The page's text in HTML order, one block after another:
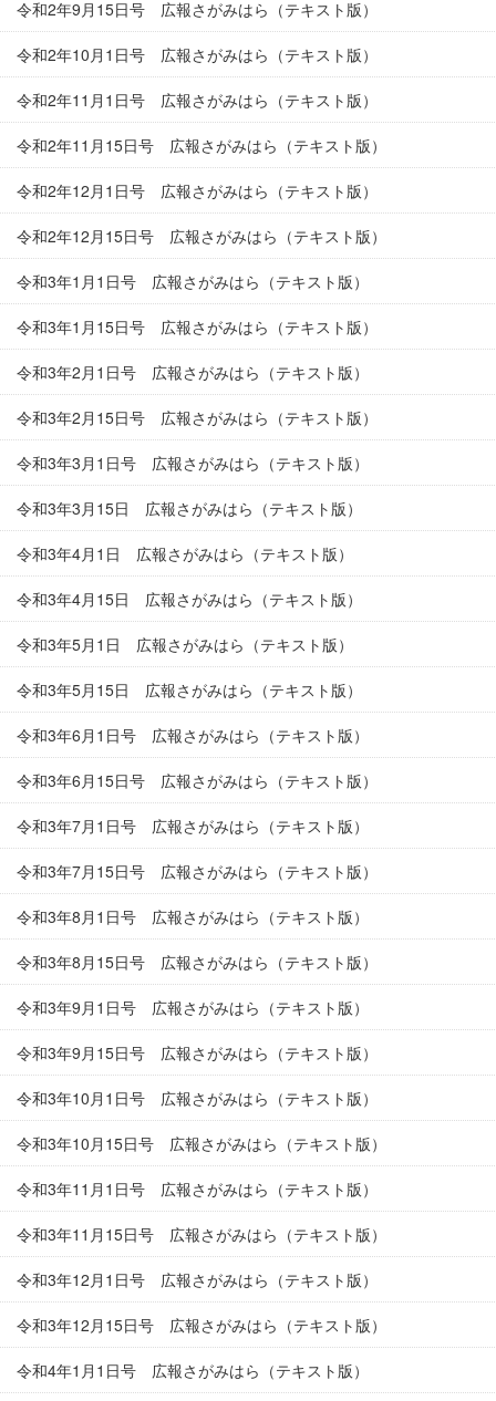
令和2年9月15日号 広報さがみはら（テキスト版）
令和2年10月1日号 広報さがみはら（テキスト版）
令和2年11月1日号 広報さがみはら（テキスト版）
令和2年11月15日号 広報さがみはら（テキスト版）
令和2年12月1日号 広報さがみはら（テキスト版）
令和2年12月15日号 広報さがみはら（テキスト版）
令和3年1月1日号 広報さがみはら（テキスト版）
令和3年1月15日号 広報さがみはら（テキスト版）
令和3年2月1日号 広報さがみはら（テキスト版）
令和3年2月15日号 広報さがみはら（テキスト版）
令和3年3月1日号 広報さがみはら（テキスト版）
令和3年3月15日 広報さがみはら（テキスト版）
令和3年4月1日 広報さがみはら（テキスト版）
令和3年4月15日 広報さがみはら（テキスト版）
令和3年5月1日 広報さがみはら（テキスト版）
令和3年5月15日 広報さがみはら（テキスト版）
令和3年6月1日号 広報さがみはら（テキスト版）
令和3年6月15日号 広報さがみはら（テキスト版）
令和3年7月1日号 広報さがみはら（テキスト版）
令和3年7月15日号 広報さがみはら（テキスト版）
令和3年8月1日号 広報さがみはら（テキスト版）
令和3年8月15日号 広報さがみはら（テキスト版）
令和3年9月1日号 広報さがみはら（テキスト版）
令和3年9月15日号 広報さがみはら（テキスト版）
令和3年10月1日号 広報さがみはら（テキスト版）
令和3年10月15日号 広報さがみはら（テキスト版）
令和3年11月1日号 広報さがみはら（テキスト版）
令和3年11月15日号 広報さがみはら（テキスト版）
令和3年12月1日号 広報さがみはら（テキスト版）
令和3年12月15日号 広報さがみはら（テキスト版）
令和4年1月1日号 広報さがみはら（テキスト版）